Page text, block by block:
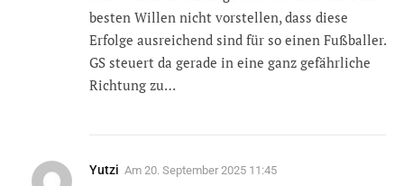
besten Willen nicht vorstellen, dass diese
Erfolge ausreichend sind für so einen Fußballer.
GS steuert da gerade in eine ganz gefährliche
Richtung zu…
Yutzi Am 20. September 2025 11:45